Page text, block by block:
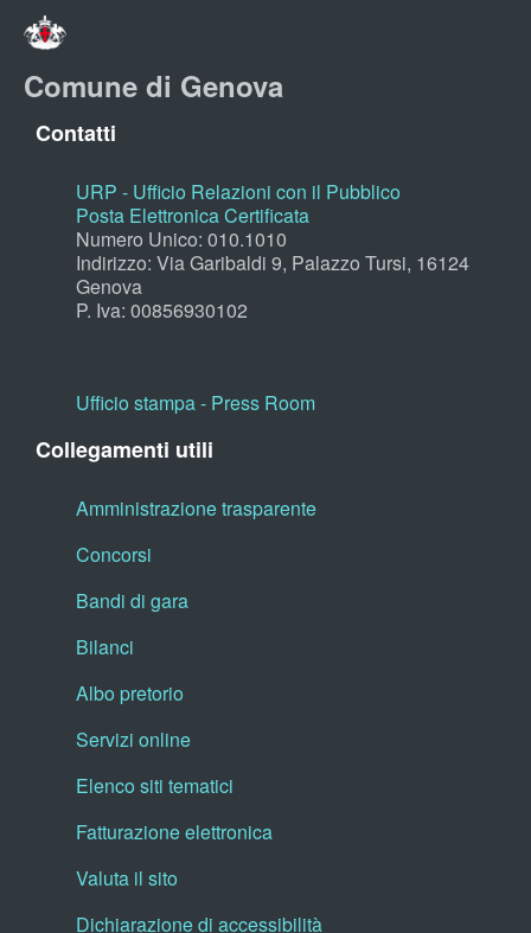
Comune di Genova
Contatti
URP - Ufficio Relazioni con il Pubblico
Posta Elettronica Certificata
Numero Unico: 010.1010
Indirizzo: Via Garibaldi 9, Palazzo Tursi, 16124
Genova
P. Iva: 00856930102
Ufficio stampa - Press Room
Collegamenti utili
Amministrazione trasparente
Concorsi
Bandi di gara
Bilanci
Albo pretorio
Servizi online
Elenco siti tematici
Fatturazione elettronica
Valuta il sito
Dichiarazione di accessibilità